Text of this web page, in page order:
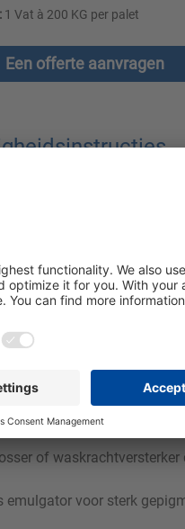
1 Vat à 200 KG per palet
Een offerte aanvragen
product heeft een
Lizerna Conc.
door een gelfase.
wasgoed. Het is
of waskrachtversterker
voor sterk